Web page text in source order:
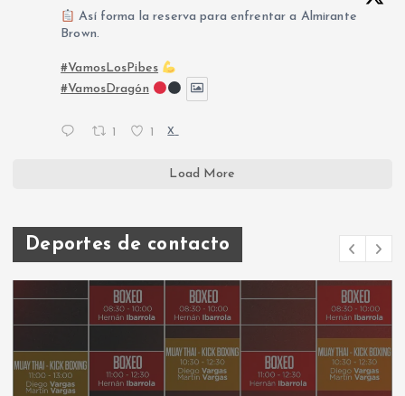
Así forma la reserva para enfrentar a Almirante
Brown.
#VamosLosPibes
#VamosDragón
1 1 X
Load More
Deportes de contacto